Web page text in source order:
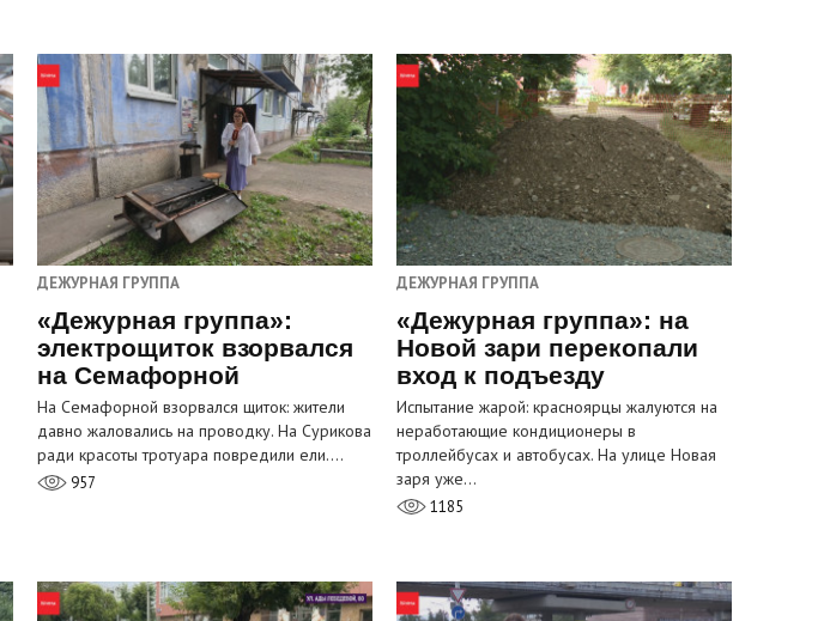
ДЕЖУРНАЯ ГРУППА
«Дежурная группа»:
электрощиток взорвался
на Семафорной
На Семафорной взорвался щиток: жители
давно жаловались на проводку. На Сурикова
ради красоты тротуара повредили ели.…
957
ДЕЖУРНАЯ ГРУППА
«Дежурная группа»: на
Новой зари перекопали
вход к подъезду
Испытание жарой: красноярцы жалуются на
неработающие кондиционеры в
троллейбусах и автобусах. На улице Новая
заря уже…
1185